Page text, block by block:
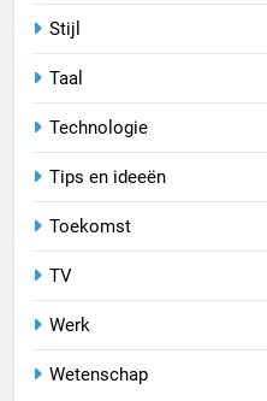
Stijl
Taal
Technologie
Tips en ideeën
Toekomst
TV
Werk
Wetenschap